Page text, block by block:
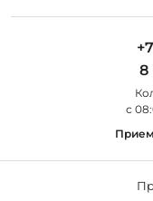
Люстры
Уличные светильники
8
с
Прием